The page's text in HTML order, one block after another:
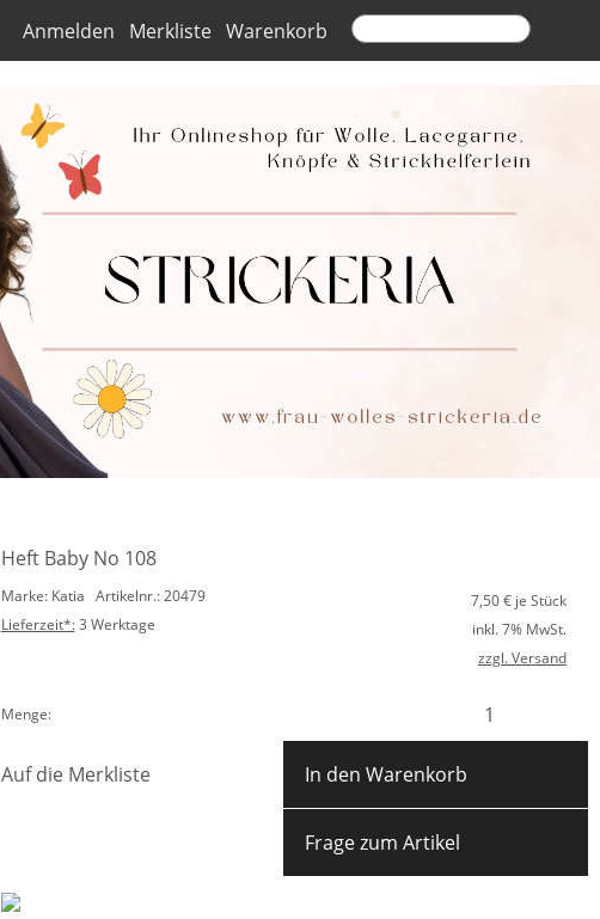
Anmelden Merkliste Warenkorb
Heft Baby No 108
Marke: Katia Artikelnr.: 20479
Lieferzeit*:3 Werktage
7,50€ je Stück
inkl. 7% MwSt.
zzgl. Versand
Menge:
Auf die Merkliste In den Warenkorb
Frage zum Artikel